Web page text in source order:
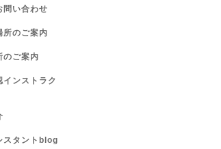
問い合わせ
所のご案内
のご案内
ンストラク
スタントblog